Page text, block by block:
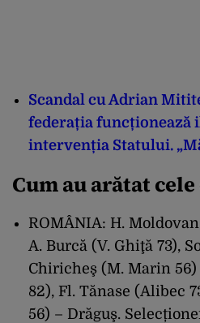
Scandal cu Adrian
federația funcționează
intervenția Statului.
Cum au arătat
ROMÂNIA: H.
A. Burcă (V. Ghiţă 73),
Chiricheş (M. Marin
82), Fl. Tănase (Alibec
56) – Drăguş.